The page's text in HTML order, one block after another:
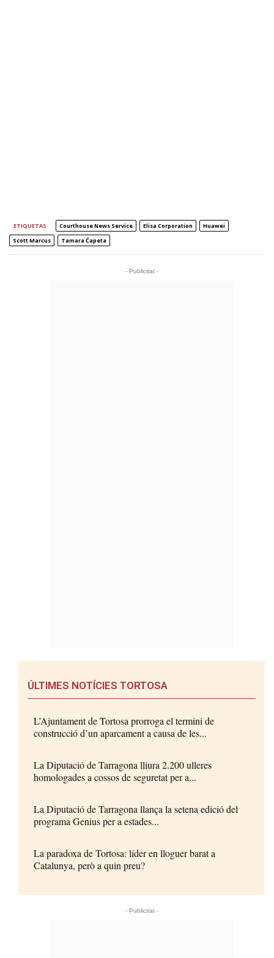
ETIQUETAS Courthouse News Service Elisa Corporation
Huawei
Scott Marcus
Tamara Ćapeta
- Publicitat -
ÚLTIMES NOTÍCIES TORTOSA
L’Ajuntament de Tortosa prorroga el termini de
construcció d’un aparcament a causa de les...
La Diputació de Tarragona lliura 2.200 ulleres
homologades a cossos de seguretat per a...
La Diputació de Tarragona llança la setena edició del
programa Genius per a estades...
La paradoxa de Tortosa: líder en lloguer barat a
Catalunya, però a quin preu?
- Publicitat -